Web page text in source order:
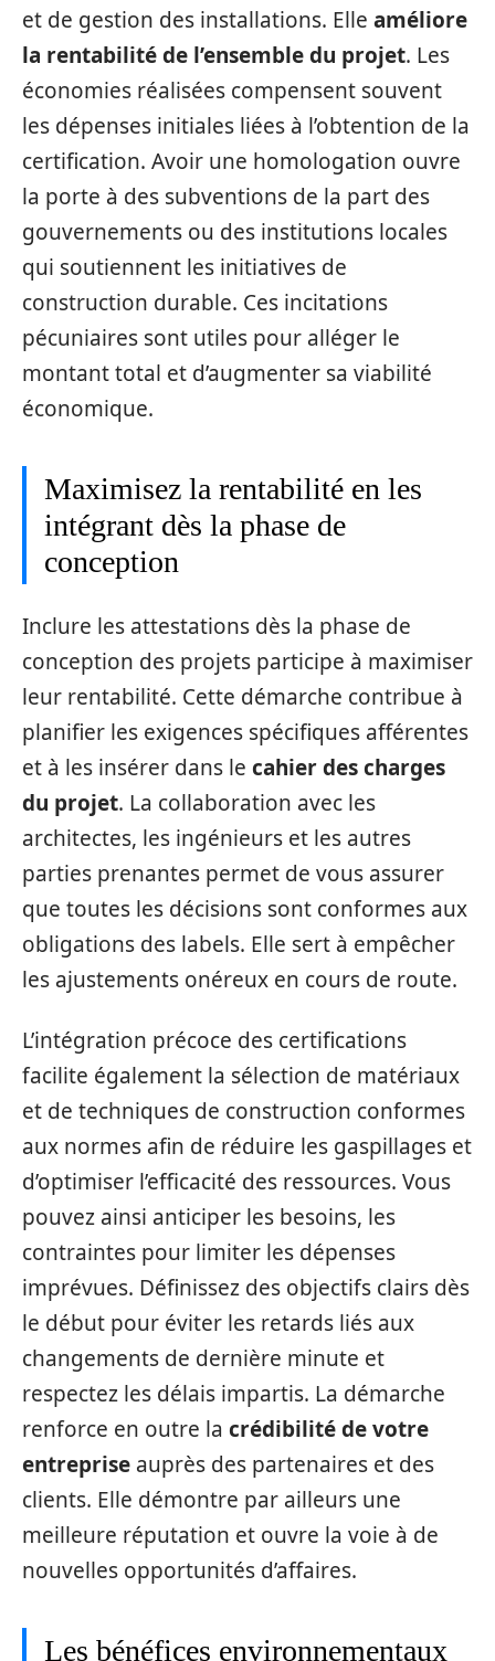
et de gestion des installations. Elle améliore
la rentabilité de l’ensemble du projet. Les
économies réalisées compensent souvent
les dépenses initiales liées à l’obtention de la
certification. Avoir une homologation ouvre
la porte à des subventions de la part des
gouvernements ou des institutions locales
qui soutiennent les initiatives de
construction durable. Ces incitations
pécuniaires sont utiles pour alléger le
montant total et d’augmenter sa viabilité
économique.
Maximisez la rentabilité en les
intégrant dès la phase de
conception
Inclure les attestations dès la phase de
conception des projets participe à maximiser
leur rentabilité. Cette démarche contribue à
planifier les exigences spécifiques afférentes
et à les insérer dans le cahier des charges
du projet. La collaboration avec les
architectes, les ingénieurs et les autres
parties prenantes permet de vous assurer
que toutes les décisions sont conformes aux
obligations des labels. Elle sert à empêcher
les ajustements onéreux en cours de route.
L’intégration précoce des certifications
facilite également la sélection de matériaux
et de techniques de construction conformes
aux normes afin de réduire les gaspillages et
d’optimiser l’efficacité des ressources. Vous
pouvez ainsi anticiper les besoins, les
contraintes pour limiter les dépenses
imprévues. Définissez des objectifs clairs dès
le début pour éviter les retards liés aux
changements de dernière minute et
respectez les délais impartis. La démarche
renforce en outre la crédibilité de votre
entreprise auprès des partenaires et des
clients. Elle démontre par ailleurs une
meilleure réputation et ouvre la voie à de
nouvelles opportunités d’affaires.
Les bénéfices environnementaux